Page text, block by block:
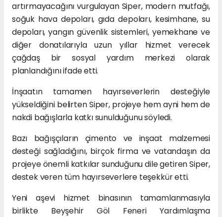
artırmayacağını vurgulayan Siper, modern mutfağı,
soğuk hava depoları, gıda depoları, kesimhane, su
depoları, yangın güvenlik sistemleri, yemekhane ve
diğer donatılarıyla uzun yıllar hizmet verecek
çağdaş bir sosyal yardım merkezi olarak
planlandığını ifade etti.
İnşaatın tamamen hayırseverlerin desteğiyle
yükseldiğini belirten Siper, projeye hem ayni hem de
nakdi bağışlarla katkı sunulduğunu söyledi.
Bazı bağışçıların çimento ve inşaat malzemesi
desteği sağladığını, birçok firma ve vatandaşın da
projeye önemli katkılar sunduğunu dile getiren Siper,
destek veren tüm hayırseverlere teşekkür etti.
Yeni aşevi hizmet binasının tamamlanmasıyla
birlikte Beyşehir Göl Feneri Yardımlaşma